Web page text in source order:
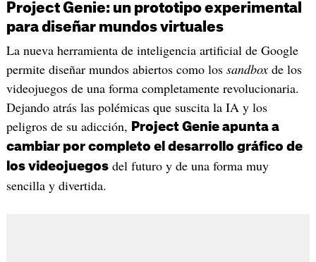
Project Genie: un prototipo experimental
para diseñar mundos virtuales
La nueva herramienta de inteligencia artificial de Google
permite diseñar mundos abiertos como los sandboxde los
videojuegos de una forma completamente revolucionaria.
Dejando atrás las polémicas que suscita la IA y los
peligros de su adicción, Project Genie apunta a
cambiar por completo el desarrollo gráfico de
los videojuegosdel futuro y de una forma muy
sencilla y divertida.